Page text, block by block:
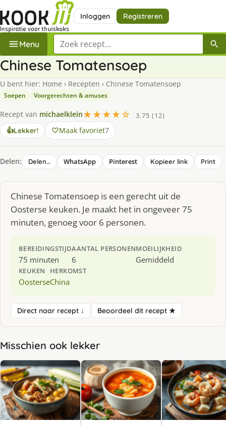
Inloggen Registreren
Menu Zoek een recept
Chinese Tomatensoep
U bent hier: Home › Recepten › Chinese Tomatensoep
Soepen Voorgerechten & amuses
Recept van michaelklein★★★★☆
3.75 (12)
👍Lekker! Maak favoriet7
Delen: Delen… WhatsApp Pinterest Kopieer link Print
Chinese Tomatensoep is een gerecht uit de
Oosterse keuken. Je maakt het in ongeveer 75
minuten, genoeg voor 6 personen.
BEREIDINGSTIJD
75 minuten
AANTAL PERSONEN
6
MOEILIJKHEID
Gemiddeld
KEUKEN
Oosterse
HERKOMST
China
Direct naar recept ↓ Beoordeel dit recept ★
Misschien ook lekker